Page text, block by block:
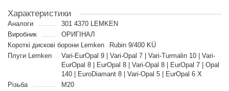
Характеристики
Аналоги
301 4370 LEMKEN
Виробник
ОРИГІНАЛ
Короткі дискові борони Lemken
Rubin 9/400 KÜ
Плуги Lemken
Vari-EurOpal 9 | Vari-Opal 7 | Vari-Turmalin 10 | Vari-
EurOpal 8 | EurOpal 8 | Vari-Opal 8 | EurOpal 7 | Opal
140 | EuroDiamant 8 | Vari-Opal 5 | EurOpal 6 X
Різьба
M20